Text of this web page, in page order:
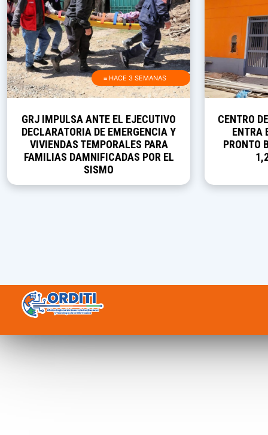
≡ HACE 3 SEMANAS
GRJ IMPULSA ANTE EL EJECUTIVO
DECLARATORIA DE EMERGENCIA Y
VIVIENDAS TEMPORALES PARA
FAMILIAS DAMNIFICADAS POR EL
SISMO
CENTRO
ENTRA
PRONTO